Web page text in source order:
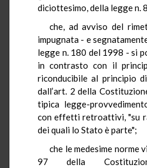
diciottesimo, della legge n.
che, ad avviso del
impugnata - e
legge n. 180 del 1998 - si
in contrasto con il
riconducibile al principio
dall’art. 2 della
tipica legge-
con effetti retroattivi, "su
dei quali lo Stato è parte";
che le medesime norme
97 della